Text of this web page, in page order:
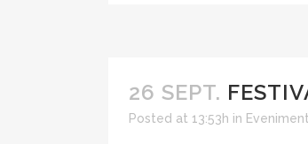
26 SEPT.
Posted at 13:53h in Eveniment